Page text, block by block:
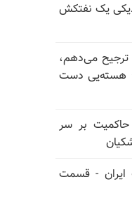
یک نفتکش
ترجیح می‌دهم،
هسته‌یی دست
بر سر
ایران - قسمت